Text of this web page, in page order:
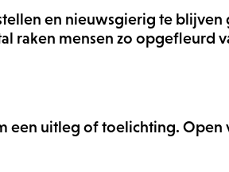
en nieuwsgierig te blijven
raken mensen zo opgefleurd
uitleg of toelichting. Open